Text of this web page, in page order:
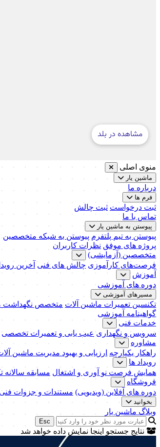
منوی اصلی
ماشین یار
درباره ما
فرم ها
ثبت درخواست ثبت چالش
تماس با ما
پیوستن به ماشین یار
پیوستن به تیم پلتفرم پیوستن به شبکه متخصصین
پروژه های موفق نظرات کاربران
متخصصین (آزمایشی)
فرصت‌های کارآموزی چالش های فنی آخرین
آموزش
دوره های آموزشی
مسیرهای آموزشی
تکنسین تعمیرات ماشین آلات متخصص نگهداشت
گواهینامه آموزشی
خدمات فنی
سرویس و نگهداری عیب یابی و تعمیرات تخصصی
مشاوره
راهکار یکپارچه ارزیابی و بهبود مدیریت ماشین
رویداد ها
همایش فرصت نو آوری و اشتغال مسابقه سالانه
فروشگاه
دوره های آفلاین (ویدیویی) مستندات و جزوات فنی
بخوانید
وبلاگ ماشین یار
Esc
نتایج جستجو اینجا نمایش داده خواهد شد